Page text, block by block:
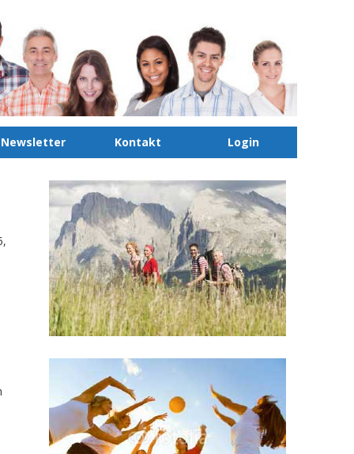
Newsletter Kontakt Login